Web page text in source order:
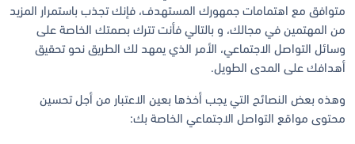
متوافق مع اهتمامات جمهورك المستهدف، فإنك تجذب باستمرار المزيد
من المهتمين في مجالك، و بالتالي فأنت تترك بصمتك الخاصة على
وسائل التواصل الاجتماعي، الأمر الذي يمهد لك الطريق نحو تحقيق
أهدافك على المدى الطويل.
وهذه بعض النصائح التي يجب أخذها بعين الاعتبار من أجل تحسين
محتوى مواقع التواصل الاجتماعي الخاصة بك: